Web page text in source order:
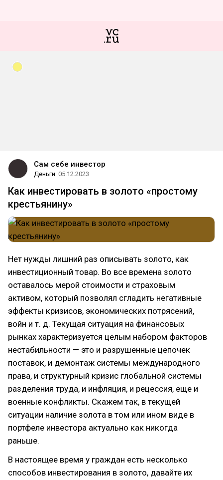
Сам себе инвестор
Деньги 05.12.2023
Как инвестировать в золото «простому
крестьянину»
Нет нужды лишний раз описывать золото, как
инвестиционный товар. Во все времена золото
оставалось мерой стоимости и страховым
активом, который позволял сгладить негативные
эффекты кризисов, экономических потрясений,
войн и т. д. Текущая ситуация на финансовых
рынках характеризуется целым набором факторов
нестабильности — это и разрушенные цепочек
поставок, и демонтаж системы международного
права, и структурный кризис глобальной системы
разделения труда, и инфляция, и рецессия, еще и
военные конфликты. Скажем так, в текущей
ситуации наличие золота в том или ином виде в
портфеле инвестора актуально как никогда
раньше.
В настоящее время у граждан есть несколько
способов инвестирования в золото, давайте их